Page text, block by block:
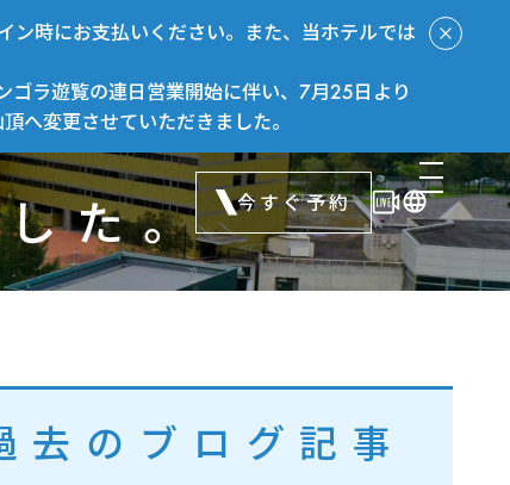
ン時にお支払いください。また、当ホテルでは
ラ遊覧の連日営業開始に伴い、7月25日より
へ変更させていただきました。
今すぐ予約
た。
去のブログ記事